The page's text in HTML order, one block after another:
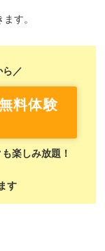
す。
ら／
料体験
楽しみ放題！
す